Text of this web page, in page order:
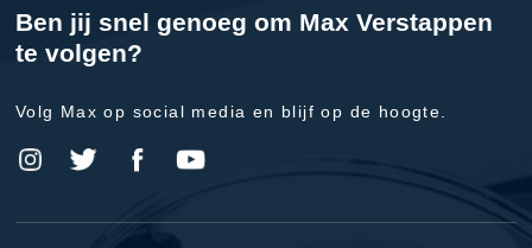
Ben jij snel genoeg om Max Verstappen
te volgen?
Volg Max op social media en blijf op de hoogte.